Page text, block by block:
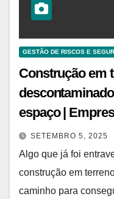
GESTÃO DE RISCOS E
Construção em
espaço |
SETEMBRO 5, 2025
Algo que já foi
construção em
caminho para